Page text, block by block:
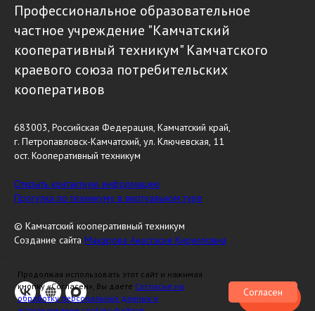
Чат-бот
Продолжая использовать этот сайт и нажимая
кнопку «Согласен», Вы даете Согласие на
обработку персональных данных и
Согласен
Профессиональное образовательное
частное учреждение "Камчатский
кооперативный техникум" Камчатского
краевого союза потребительских
кооперативов
683003, Российская Федерация, Камчатский край,
г. Петропавловск-Камчатский, ул. Ключевская, 11
ост. Кооперативный техникум
Открыть контактную информацию
Прогулка по техникуму в виртуальном туре
© Камчатский кооперативный техникум
Создание сайта Макарова Анастасия Кирилловна